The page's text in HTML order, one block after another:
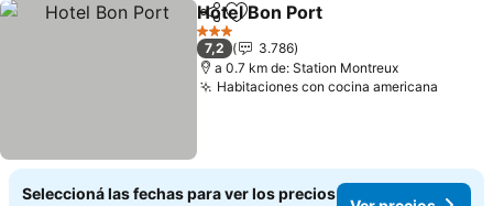
CompartirAñadir a favoritos
Hotel Bon Port
3 Estrellas
7,2
3.786
a 0.7 km de: Station Montreux
Habitaciones con cocina americana
Seleccioná las fechas para ver los precios